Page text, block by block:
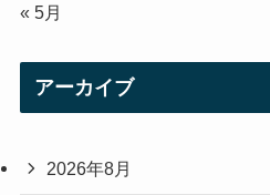
« 5月
アーカイブ
2026年8月